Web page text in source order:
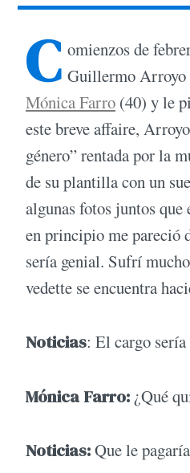
C omienzos de
Guillermo Arroyo
Mónica Farro (40) y le
este breve affaire,
género” rentada por la
de su plantilla con un
algunas fotos juntos
en principio me pareció
sería genial. Sufrí
vedette se encuentra
Noticias: El cargo
Mónica Farro: ¿Qué
Noticias:Que le